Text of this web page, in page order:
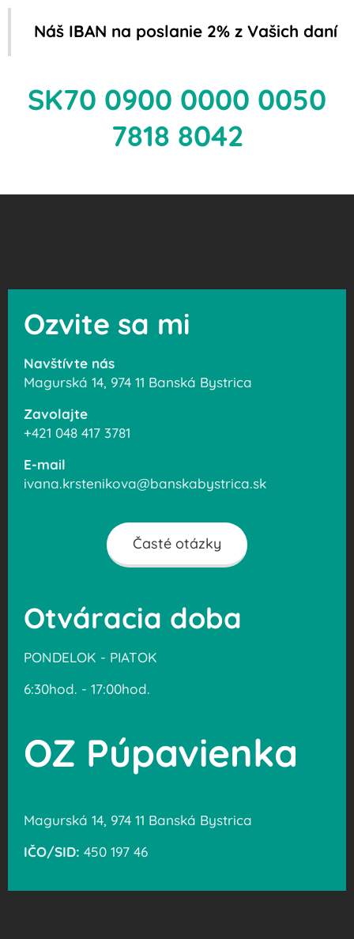
Náš IBAN na poslanie 2% z Vašich daní
SK70 0900 0000 0050
7818 8042
Ozvite sa mi
Navštívte nás
Magurská 14, 974 11 Banská Bystrica
Zavolajte
+421 048 417 3781
E-mail
ivana.krstenikova@banskabystrica.sk
Časté otázky
Otváracia doba
PONDELOK - PIATOK
6:30hod. - 17:00hod.
OZ Púpavienka
Magurská 14, 974 11 Banská Bystrica
IČO/SID: 450 197 46